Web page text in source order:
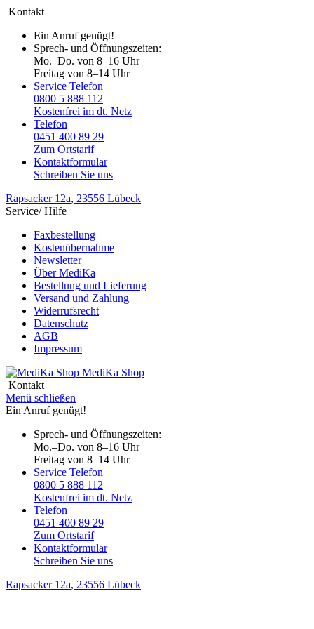
Kontakt
Ein Anruf genügt!
Sprech- und Öffnungszeiten:
Mo.–Do. von 8–16 Uhr
Freitag von 8–14 Uhr
Service Telefon
0800 5 888 112
Kostenfrei im dt. Netz
Telefon
0451 400 89 29
Zum Ortstarif
Kontaktformular
Schreiben Sie uns
Rapsacker 12a, 23556 Lübeck
Service/ Hilfe
Faxbestellung
Kostenübernahme
Newsletter
Über MediKa
Bestellung und Lieferung
Versand und Zahlung
Widerrufsrecht
Datenschutz
AGB
Impressum
MediKa Shop
Kontakt
Menü schließen
Ein Anruf genügt!
Sprech- und Öffnungszeiten:
Mo.–Do. von 8–16 Uhr
Freitag von 8–14 Uhr
Service Telefon
0800 5 888 112
Kostenfrei im dt. Netz
Telefon
0451 400 89 29
Zum Ortstarif
Kontaktformular
Schreiben Sie uns
Rapsacker 12a, 23556 Lübeck